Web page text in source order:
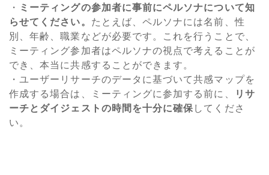
・ ミーティングの参加者に事前にペルソナについて知
らせてください。 たとえば、ペルソナには名前、性
別、年齢、職業などが必要です。これを行うことで、
ミーティング参加者はペルソナの視点で考えることが
でき、本当に共感することができます。
・ユーザーリサーチのデータに基づいて共感マップを
作成する場合は、ミーティングに参加する前に、
リサ
ーチとダイジェストの時間を十分に確保 してくださ
い。